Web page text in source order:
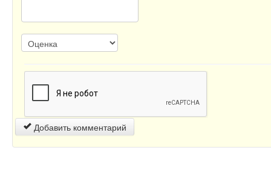
Добавить комментарий